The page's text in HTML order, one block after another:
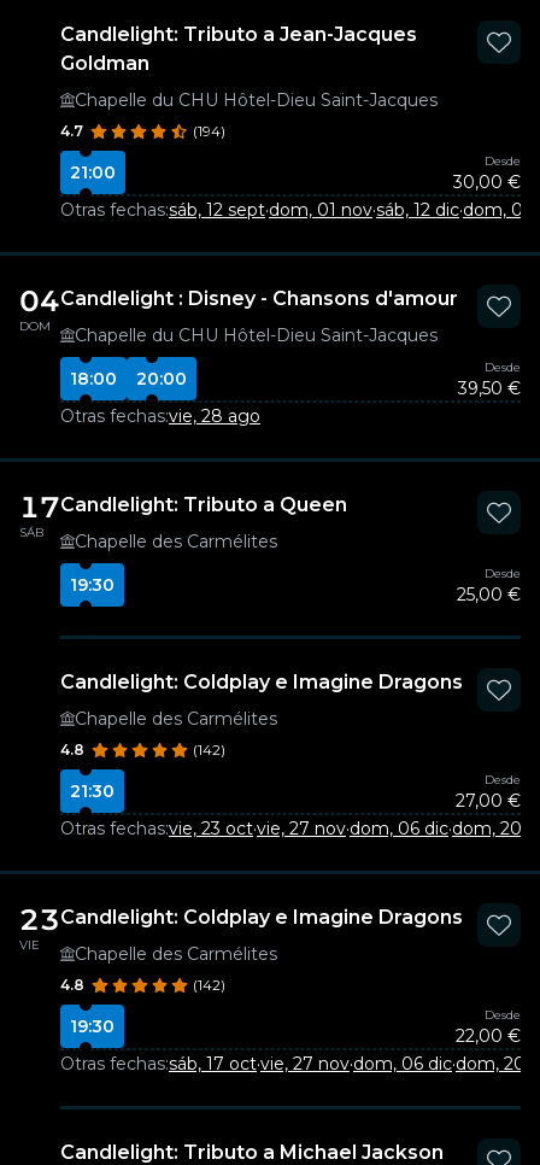
Candlelight: Tributo a Jean-Jacques
Goldman
Chapelle du CHU Hôtel-Dieu Saint-Jacques
4.7 (194)
21:00
Desde
30,00 €
Otras fechas:sáb, 12 sept·dom, 01 nov·sáb, 12 dic·dom, 07
04
DOM
Candlelight : Disney - Chansons d'amour
Chapelle du CHU Hôtel-Dieu Saint-Jacques
18:00
20:00
Desde
39,50 €
Otras fechas:vie, 28 ago
17
SÁB
Candlelight: Tributo a Queen
Chapelle des Carmélites
19:30
Desde
25,00 €
Candlelight: Coldplay e Imagine Dragons
Chapelle des Carmélites
4.8 (142)
21:30
Desde
27,00 €
Otras fechas:vie, 23 oct·vie, 27 nov·dom, 06 dic·dom, 20
23
VIE
Candlelight: Coldplay e Imagine Dragons
Chapelle des Carmélites
4.8 (142)
19:30
Desde
22,00 €
Otras fechas:sáb, 17 oct·vie, 27 nov·dom, 06 dic·dom, 20
Candlelight: Tributo a Michael Jackson